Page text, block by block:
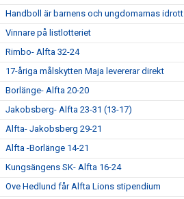
Handboll är barnens och ungdomarnas idrott
Vinnare på listlotteriet
Rimbo- Alfta 32-24
17-åriga målskytten Maja levererar direkt
Borlänge- Alfta 20-20
Jakobsberg- Alfta 23-31 (13-17)
Alfta- Jakobsberg 29-21
Alfta -Borlänge 14-21
Kungsängens SK- Alfta 16-24
Ove Hedlund får Alfta Lions stipendium